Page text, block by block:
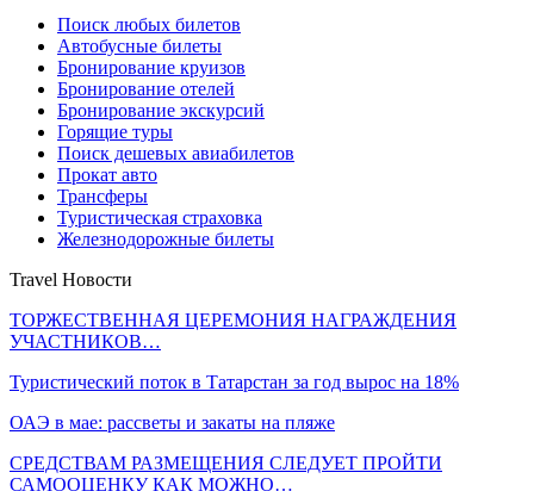
Поиск любых билетов
Автобусные билеты
Бронирование круизов
Бронирование отелей
Бронирование экскурсий
Горящие туры
Поиск дешевых авиабилетов
Прокат авто
Трансферы
Туристическая страховка
Железнодорожные билеты
Travel Новости
ТОРЖЕСТВЕННАЯ ЦЕРЕМОНИЯ НАГРАЖДЕНИЯ
УЧАСТНИКОВ…
Туристический поток в Татарстан за год вырос на 18%
ОАЭ в мае: рассветы и закаты на пляже
СРЕДСТВАМ РАЗМЕЩЕНИЯ СЛЕДУЕТ ПРОЙТИ
САМООЦЕНКУ КАК МОЖНО…